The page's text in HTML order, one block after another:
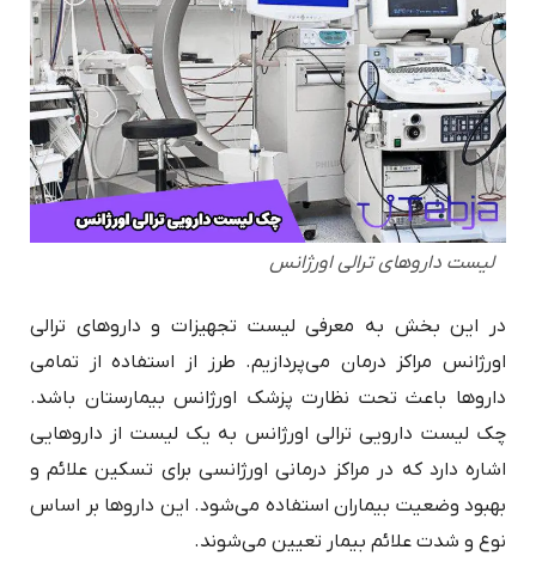
لیست داروهای ترالی اورژانس
در این بخش به معرفی لیست تجهیزات و داروهای ترالی
اورژانس مراکز درمان می‌پردازیم. طرز از استفاده از تمامی
داروها باعث تحت نظارت پزشک اورژانس بیمارستان باشد.
چک لیست دارویی ترالی اورژانس به یک لیست از داروهایی
اشاره دارد که در مراکز درمانی اورژانسی برای تسکین علائم و
بهبود وضعیت بیماران استفاده می‌شود. این داروها بر اساس
نوع و شدت علائم بیمار تعیین می‌شوند.